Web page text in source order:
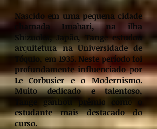
Nascido em uma pequena cidade
chamada Imabari, na ilha
Shizuoka
, Japão, Tange estudou
arquitetura na Universidade de
Tóquio, em 1935. Neste período foi
profundamente influenciado por
Le Corbusier e o Modernismo.
Muito dedicado e talentoso,
Tange ganhou prêmio como o
estudante mais destacado do
curso.